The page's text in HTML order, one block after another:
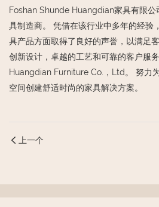
Foshan Shunde Huangdian家具有限公
具制造商。 凭借在该行业中多年的经验
具产品方面取得了良好的声誉，以满足
创新设计，卓越的工艺和可靠的客户服
Huangdian Furniture Co.，Ltd。 努力
空间创建舒适时尚的家具解决方案。
上一个